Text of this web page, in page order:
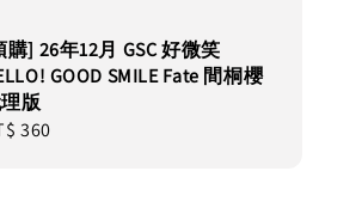
購] 26年12月 GSC 好微笑
GOOD SMILE Fate 間桐櫻
版
360